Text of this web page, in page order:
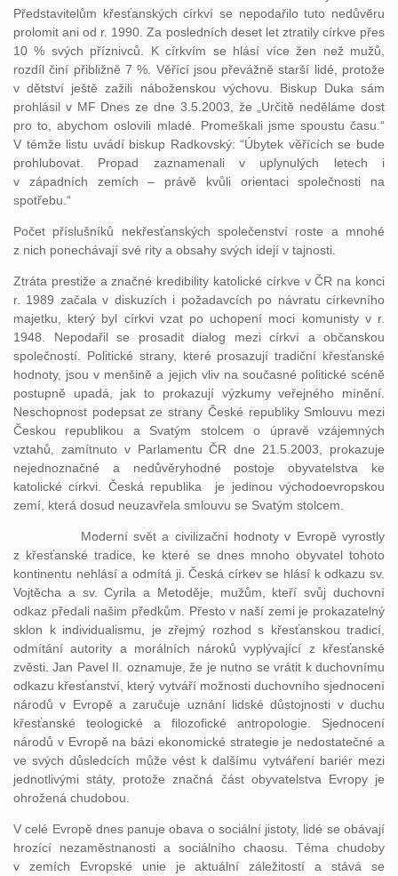
Představitelům křesťanských církví se nepodařilo tuto nedůvěru
prolomit ani od r. 1990. Za posledních deset let ztratily církve přes
10 % svých příznivců. K církvím se hlásí více žen než mužů,
rozdíl činí přibližně 7 %. Věřící jsou převážně starší lidé, protože
v dětství ještě zažili náboženskou výchovu. Biskup Duka sám
prohlásil v MF Dnes ze dne 3.5.2003, že „Určitě neděláme dost
pro to, abychom oslovili mladé. Promeškali jsme spoustu času.“
V témže listu uvádí biskup Radkovský: “Úbytek věřících se bude
prohlubovat. Propad zaznamenali v uplynulých letech i
v západních zemích – právě kvůli orientaci společnosti na
spotřebu.“
Počet příslušníků nekřesťanských společenství roste a mnohé
z nich ponechávají své rity a obsahy svých idejí v tajnosti.
Ztráta prestiže a značné kredibility katolické církve v ČR na konci
r. 1989 začala v diskuzích i požadavcích po návratu církevního
majetku, který byl církvi vzat po uchopení moci komunisty v r.
1948. Nepodařil se prosadit dialog mezi církví a občanskou
společností. Politické strany, které prosazují tradiční křesťanské
hodnoty, jsou v menšině a jejich vliv na současné politické scéně
postupně upadá, jak to prokazují výzkumy veřejného mínění.
Neschopnost podepsat ze strany České republiky Smlouvu mezi
Českou republikou a Svatým stolcem o úpravě vzájemných
vztahů, zamítnuto v Parlamentu ČR dne 21.5.2003, prokazuje
nejednoznačné a nedůvěryhodné postoje obyvatelstva ke
katolické církvi. Česká republika
je jedinou východoevropskou
zemí, která dosud neuzavřela smlouvu se Svatým stolcem.
Moderní svět a civilizační hodnoty v Evropě vyrostly
z křesťanské tradice, ke které se dnes mnoho obyvatel tohoto
kontinentu nehlásí a odmítá ji. Česká církev se hlásí k odkazu sv.
Vojtěcha a sv. Cyrila a Metoděje, mužům, kteří svůj duchovní
odkaz předali našim předkům. Přesto v naší zemi je prokazatelný
sklon k individualismu, je zřejmý rozhod s křesťanskou tradicí,
odmítání autority a morálních nároků vyplývající z křesťanské
zvěsti. Jan Pavel II. oznamuje, že je nutno se vrátit k duchovnímu
odkazu křesťanství, který vytváří možnosti duchovního sjednocení
národů v Evropě a zaručuje uznání lidské důstojnosti v duchu
křesťanské teologické a filozofické antropologie. Sjednocení
národů v Evropě na bázi ekonomické strategie je nedostatečné a
ve svých důsledcích může vést k dalšímu vytváření bariér mezi
jednotlivými státy, protože značná část obyvatelstva Evropy je
ohrožená chudobou.
V celé Evropě dnes panuje obava o sociální jistoty, lidé se obávají
hrozící nezaměstnanosti a sociálního chaosu. Téma chudoby
v zemích Evropské unie je aktuální záležitostí a stává se